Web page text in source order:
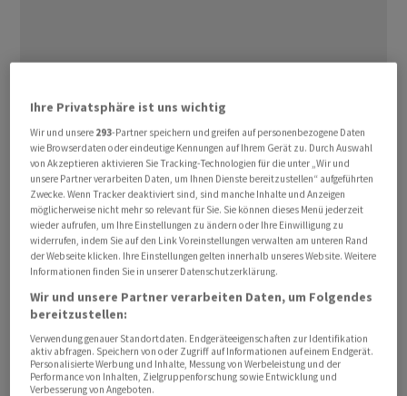
Der Umsatz legte dank des Abbaus des hohen
Auftragsbestands laut einer Mitteilung vom Freitag im
ersten Semester um 3,3 Prozent auf 468,3 Millionen
Frankenzu. Ohne negative Währungseinflüsse lag das
Umsatzplus bei 9,7 Prozent. Bei den Aufträgen gab es
allerdings den vom Unternehmen bereits
angedeuteten Rückgang um 21,5 Prozent auf 420,9
Millionen. Die Nachfrage habe im Zuge der allgemeinen
Konjunkturabkühlung in allen Regionen nachgegeben.
Derweil verbesserte sich die Profitabilität wieder
Ihre Privatsphäre ist uns wichtig
Wir und unsere 293-Partner speichern und greifen auf personenbezogene Daten
wie Browserdaten oder eindeutige Kennungen auf Ihrem Gerät zu. Durch Auswahl
von Akzeptieren aktivieren Sie Tracking-Technologien für die unter „Wir und
unsere Partner verarbeiten Daten, um Ihnen Dienste bereitzustellen“ aufgeführten
Zwecke. Wenn Tracker deaktiviert sind, sind manche Inhalte und Anzeigen
möglicherweise nicht mehr so relevant für Sie. Sie können dieses Menü jederzeit
wieder aufrufen, um Ihre Einstellungen zu ändern oder Ihre Einwilligung zu
widerrufen, indem Sie auf den Link Voreinstellungen verwalten am unteren Rand
der Webseite klicken. Ihre Einstellungen gelten innerhalb unseres Website. Weitere
Informationen finden Sie in unserer Datenschutzerklärung.
Wir und unsere Partner verarbeiten Daten, um Folgendes
bereitzustellen:
Verwendung genauer Standortdaten. Endgeräteeigenschaften zur Identifikation
aktiv abfragen. Speichern von oder Zugriff auf Informationen auf einem Endgerät.
Personalisierte Werbung und Inhalte, Messung von Werbeleistung und der
Performance von Inhalten, Zielgruppenforschung sowie Entwicklung und
Verbesserung von Angeboten.